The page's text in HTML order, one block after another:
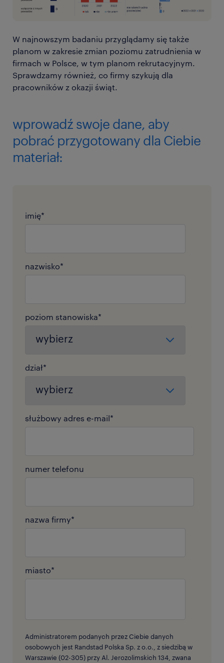
W najnowszym badaniu przyglądamy się także
planom w zakresie zmian poziomu zatrudnienia w
firmach w Polsce, w tym planom rekrutacyjnym.
Sprawdzamy również, co firmy szykują dla
pracowników z okazji świąt.
wprowadź swoje dane, aby
pobrać przygotowany dla Ciebie
materiał:
imię*
nazwisko*
poziom stanowiska*
dział*
służbowy adres e-mail*
numer telefonu
nazwa firmy*
miasto*
Administratorem podanych przez Ciebie danych
osobowych jest Randstad Polska Sp. z o.o., z siedzibą w
Warszawie (02-305) przy Al. Jerozolimskich 134, zwana